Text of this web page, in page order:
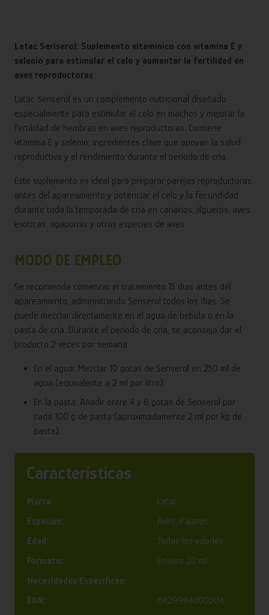
Latac Seriserol: Suplemento vitamínico con vitamina E y
selenio para estimular el celo y aumentar la fertilidad en
aves reproductoras
Latac Seriserol es un complemento nutricional diseñado
especialmente para estimular el celo en machos y mejorar la
fertilidad de hembras en aves reproductoras. Contiene
vitamina E y selenio, ingredientes clave que apoyan la salud
reproductiva y el rendimiento durante el periodo de cría.
Este suplemento es ideal para preparar parejas reproductoras
antes del apareamiento y potenciar el celo y la fecundidad
durante toda la temporada de cría en canarios, jilgueros, aves
exóticas, agapornis y otras especies de aves.
MODO DE EMPLEO
Se recomienda comenzar el tratamiento 15 días antes del
apareamiento, administrando Seriserol todos los días. Se
puede mezclar directamente en el agua de bebida o en la
pasta de cría. Durante el periodo de cría, se aconseja dar el
producto 2 veces por semana.
En el agua: Mezclar 10 gotas de Seriserol en 250 ml de
agua (equivalente a 2 ml por litro).
En la pasta: Añadir entre 4 y 6 gotas de Seriserol por
cada 100 g de pasta (aproximadamente 2 ml por kg de
pasta).
Características
Marca:
Latac
Especies:
Aves, Pájaros
Edad:
Todas las edades
Formato:
Envase 20 ml
Necesidades Específicas:
EAN:
8429944000204